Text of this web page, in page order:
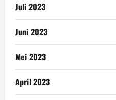
Juli 2023
Juni 2023
Mei 2023
April 2023